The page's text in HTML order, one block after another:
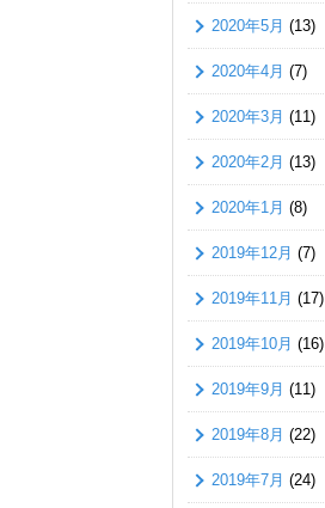
2020年5月 (13)
2020年4月 (7)
2020年3月 (11)
2020年2月 (13)
2020年1月 (8)
2019年12月 (7)
2019年11月 (17)
2019年10月 (16)
2019年9月 (11)
2019年8月 (22)
2019年7月 (24)